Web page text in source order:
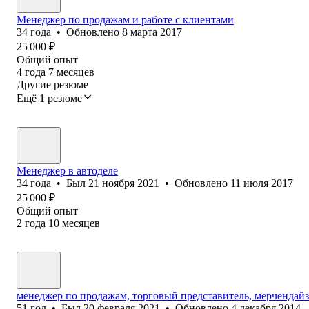
Менеджер по продажам и работе с клиентами
34 года • Обновлено 8 марта 2017
25 000 ₽
Общий опыт
4 года 7 месяцев
Другие резюме
Ещё 1 резюме
Менеджер в автоделе
34 года • Был 21 ноября 2021 • Обновлено 11 июля 2017
25 000 ₽
Общий опыт
2 года 10 месяцев
менеджер по продажам, торговый представитель,